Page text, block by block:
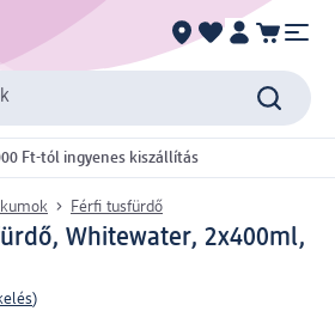
Ft-tól ingyenes kiszállítás
Férfi tusfürdő
Whitewater, 2x400ml,
)